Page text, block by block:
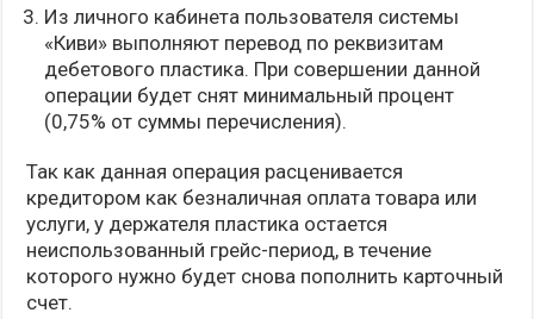
Из личного кабинета пользователя системы
«Киви» выполняют перевод по реквизитам
дебетового пластика. При совершении данной
операции будет снят минимальный процент
(0,75% от суммы перечисления).
Так как данная операция расценивается
кредитором как безналичная оплата товара или
услуги, у держателя пластика остается
неиспользованный грейс-период, в течение
которого нужно будет снова пополнить карточный
счет.